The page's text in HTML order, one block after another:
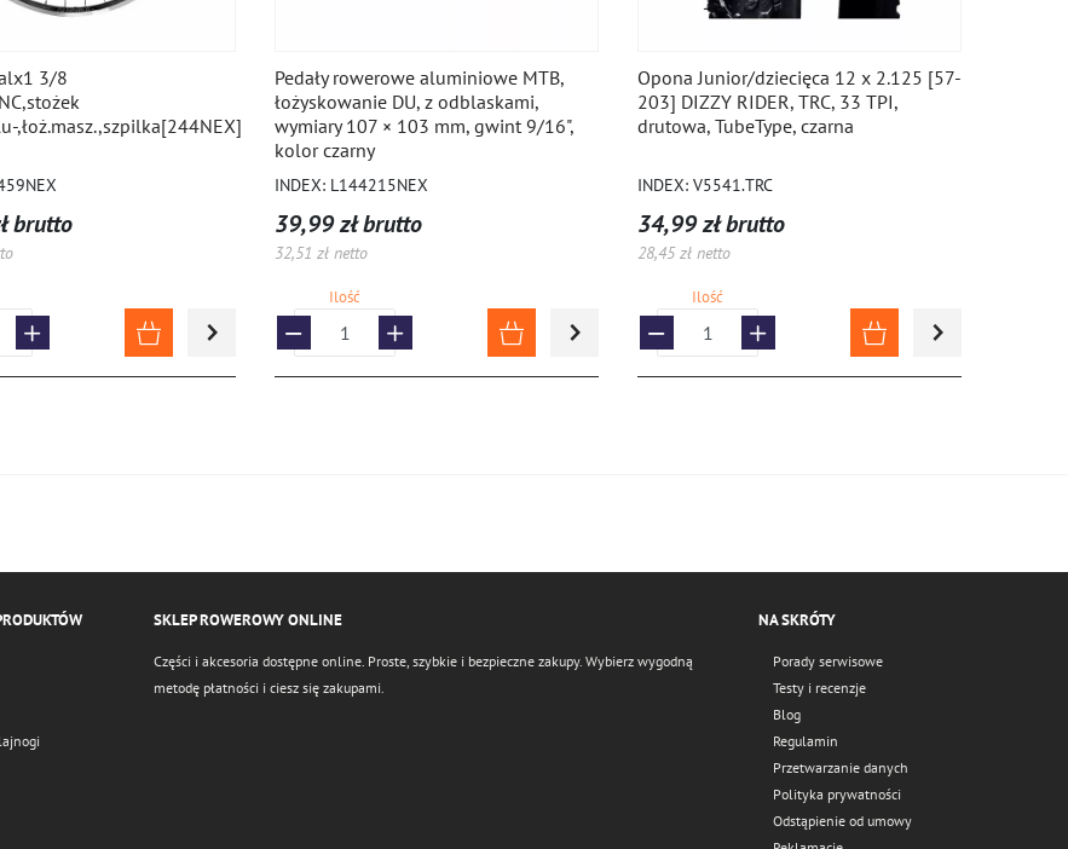
3/8
,łoż.masz.,szpilka[244NEX]
brutto
Pedały rowerowe aluminiowe MTB,
łożyskowanie DU, z odblaskami,
wymiary 107 × 103 mm, gwint 9/16",
kolor czarny
INDEX: L144215NEX
39,99 zł brutto
32,51 zł netto
Ilość
Opona Junior/dziecięca 12 x 2.125 [57-
203] DIZZY RIDER, TRC, 33 TPI,
drutowa, TubeType, czarna
INDEX: V5541.TRC
34,99 zł brutto
28,45 zł netto
Ilość
SKLEP ROWEROWY ONLINE
Części i akcesoria dostępne online. Proste, szybkie i bezpieczne zakupy. Wybierz wygodną
metodę płatności i ciesz się zakupami.
NA SKRÓTY
Porady serwisowe
Testy i recenzje
Blog
Regulamin
Przetwarzanie danych
Polityka prywatności
Odstąpienie od umowy